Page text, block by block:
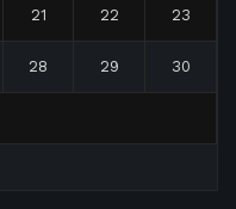
21 22 23
28 29 30